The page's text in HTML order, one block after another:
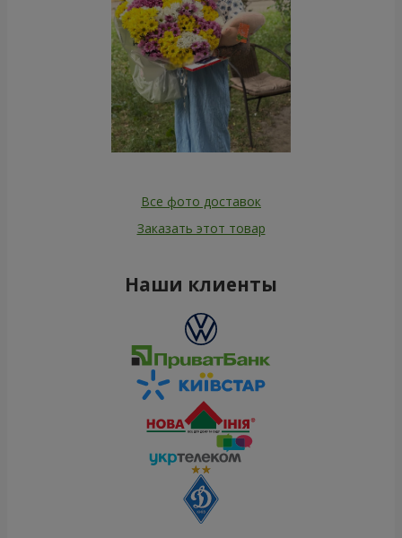
Все фото доставок
Заказать этот товар
Наши клиенты